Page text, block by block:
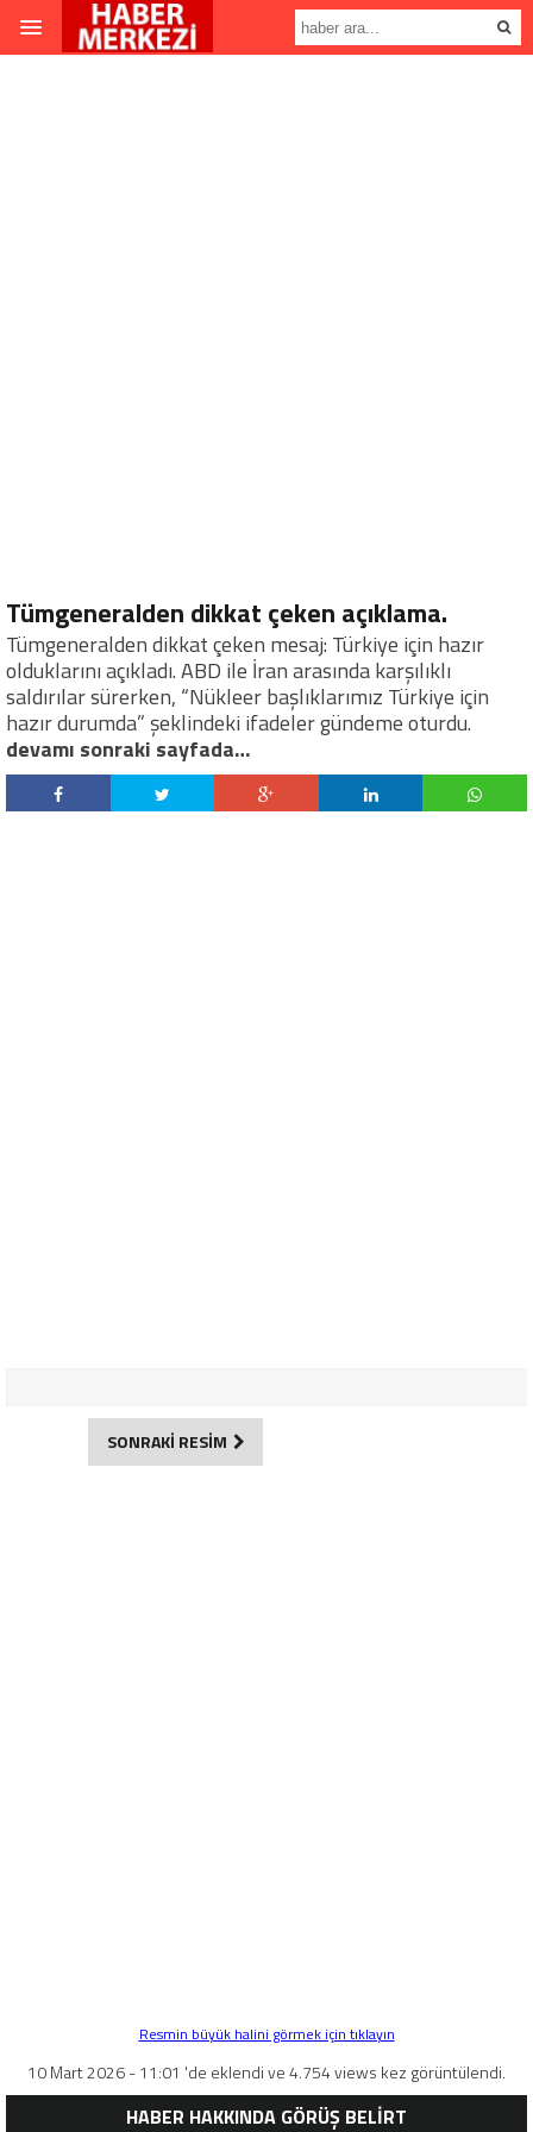
Tümgeneralden dikkat çeken açıklama.
Tümgeneralden dikkat çeken mesaj: Türkiye için hazır
olduklarını açıkladı. ABD ile İran arasında karşılıklı
saldırılar sürerken, “Nükleer başlıklarımız Türkiye için
hazır durumda” şeklindeki ifadeler gündeme oturdu.
devamı sonraki sayfada…
SONRAKİ RESİM
Resmin büyük halini görmek için tıklayın
10 Mart 2026 - 11:01 'de eklendi ve 4.754 views kez görüntülendi.
HABER HAKKINDA GÖRÜŞ BELİRT